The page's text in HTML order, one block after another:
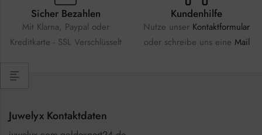
Sicher Bezahlen
Mit Klarna, Paypal oder
Kreditkarte - SSL Verschlüsselt
Kundenhilfe
Nutze unser Kontaktformular
oder schreibe uns eine Mail
Juwelyx Kontaktdaten